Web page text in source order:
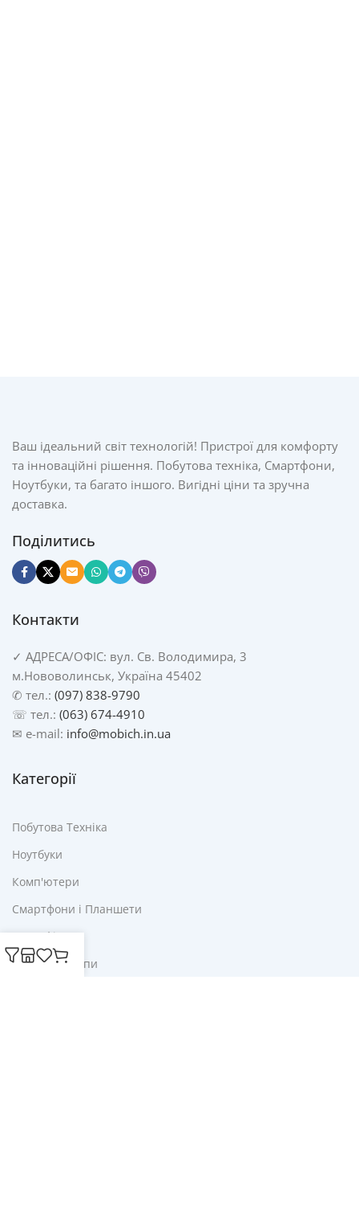
Ваш ідеальний світ технологій! Пристрої для комфорту
та інноваційні рішення. Побутова техніка, Смартфони,
Ноутбуки, та багато іншого. Вигідні ціни та зручна
доставка.
Поділитись
Контакти
✓ АДРЕСА/ОФІС: вул. Св. Володимира, 3
м.Нововолинськ, Україна 45402
✆ тел.: (097) 838-9790
☏ тел.: (063) 674-4910
✉ e-mail: info@mobich.in.ua
Категорії
Побутова Техніка
Ноутбуки
Комп'ютери
Смартфони і Планшети
Для Офісу
Ліхтарі і Лампи